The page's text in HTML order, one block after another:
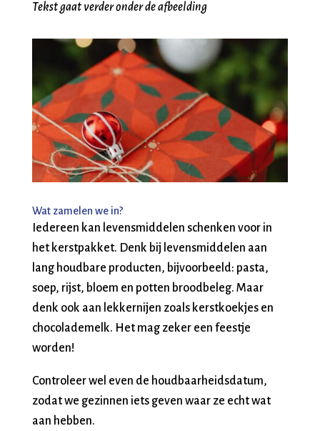
Tekst gaat verder onder de afbeelding
Wat zamelen we in?
Iedereen kan levensmiddelen schenken voor in
het kerstpakket. Denk bij levensmiddelen aan
lang houdbare producten, bijvoorbeeld: pasta,
soep, rijst, bloem en potten broodbeleg. Maar
denk ook aan lekkernijen zoals kerstkoekjes en
chocolademelk. Het mag zeker een feestje
worden!
Controleer wel even de houdbaarheidsdatum,
zodat we gezinnen iets geven waar ze echt wat
aan hebben.